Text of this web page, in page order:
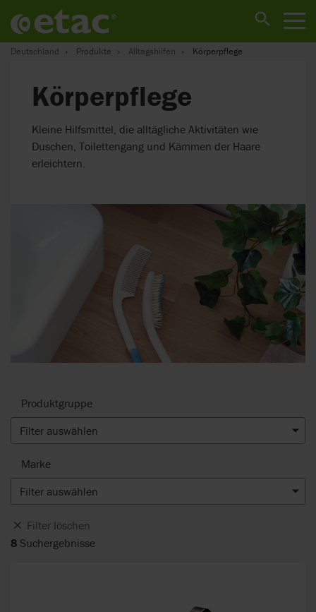
Deutschland Produkte Alltagshilfen Körperpflege
Körperpflege
Kleine Hilfsmittel, die alltägliche Aktivitäten wie
Duschen, Toilettengang und Kämmen der Haare
erleichtern.
Produktgruppe
Filter auswählen
Marke
Filter auswählen
Filter löschen
8 Suchergebnisse